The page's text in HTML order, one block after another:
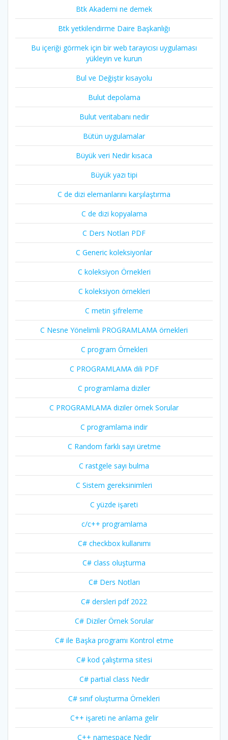
Btk Akademi ne demek
Btk yetkilendirme Daire Başkanlığı
Bu içeriği görmek için bir web tarayıcısı uygulaması
yükleyin ve kurun
Bul ve Değiştir kısayolu
Bulut depolama
Bulut veritabanı nedir
Bütün uygulamalar
Büyük veri Nedir kısaca
Büyük yazı tipi
C de dizi elemanlarını karşılaştırma
C de dizi kopyalama
C Ders Notları PDF
C Generic koleksiyonlar
C koleksiyon Örnekleri
C koleksiyon örnekleri
C metin şifreleme
C Nesne Yönelimli PROGRAMLAMA örnekleri
C program Örnekleri
C PROGRAMLAMA dili PDF
C programlama diziler
C PROGRAMLAMA diziler örnek Sorular
C programlama indir
C Random farklı sayı üretme
C rastgele sayı bulma
C Sistem gereksinimleri
C yüzde işareti
c/c++ programlama
C# checkbox kullanımı
C# class oluşturma
C# Ders Notları
C# dersleri pdf 2022
C# Diziler Örnek Sorular
C# ile Başka programı Kontrol etme
C# kod çalıştırma sitesi
C# partial class Nedir
C# sınıf oluşturma Örnekleri
C++ işareti ne anlama gelir
C++ namespace Nedir